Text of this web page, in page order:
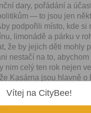
dary, pořádání a
— to jsou jen
pod­pořili mís­to, kde si
limonádě a párku v
že by jejich děti mohly
nes­tačí na to,
nim celý ten rok nejen
Kasár­na jsou hlavně o
měs­ta s námi
se jed­na­lo o pod­poru
dlouhého postesku.
Vítej na CityBee!